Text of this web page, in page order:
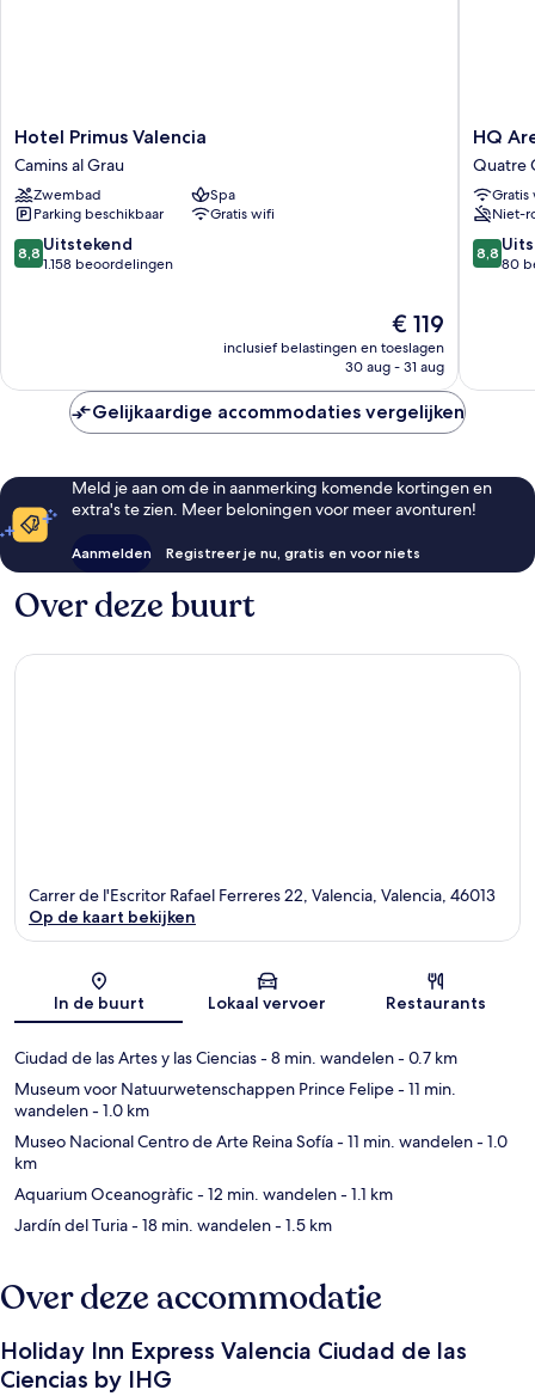
Hotel
Primus
Valencia
Camins
al
Grau
Hotel Primus Valencia
Camins al Grau
Zwembad
Spa
Parking beschikbaar
Gratis wifi
8.8
van
8,8 Uitstekend
1.158 beoordelingen
De
prijs
€ 119
inclusief belastingen en toeslagen
30 aug - 31 aug
HQ
Arena
Hotel
Quatre
Carreres
HQ
Quatre
Gratis
Niet-
8.8
van
8,8
80
Gelijkaardige accommodaties vergelijken
Meld je aan om de in aanmerking komende kortingen en
extra's te zien. Meer beloningen voor meer avonturen!
Aanmelden Registreer je nu, gratis en voor niets
Over deze buurt
Kaart
Carrer de l'Escritor Rafael Ferreres 22, Valencia, Valencia, 46013
Op de kaart bekijken
In de buurt Lokaal vervoer Restaurants
Ciudad de las Artes y las Ciencias- 8 min. wandelen- 0.7 km
Museum voor Natuurwetenschappen Prince Felipe- 11 min.
wandelen- 1.0 km
Museo Nacional Centro de Arte Reina Sofía- 11 min. wandelen- 1.0
km
Aquarium Oceanogràfic- 12 min. wandelen- 1.1 km
Jardín del Turia- 18 min. wandelen- 1.5 km
Over deze accommodatie
Holiday Inn Express Valencia Ciudad de las
Ciencias by IHG